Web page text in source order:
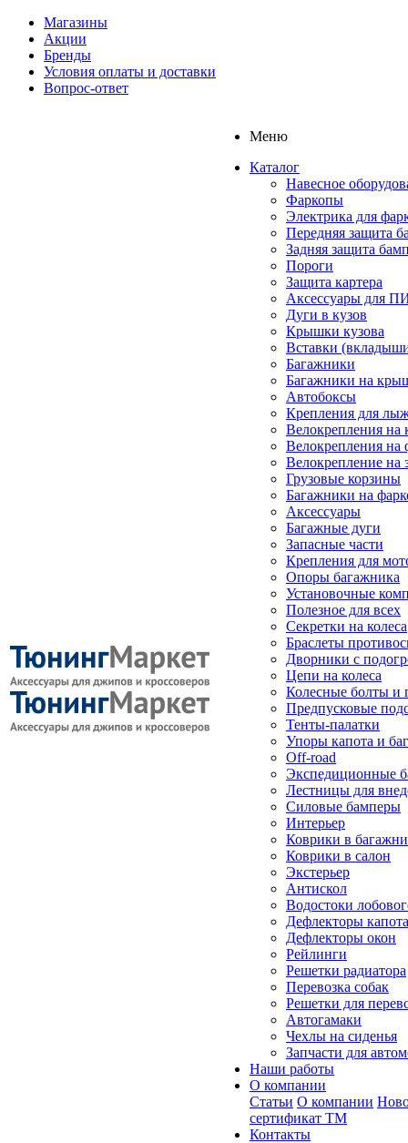
Магазины
Акции
Бренды
Условия оплаты и доставки
Вопрос-ответ
Меню
Каталог
Навесное
Фаркопы
Электрика для
Передняя защита
Задняя защита
Пороги
Защита картера
Аксессуары для
Дуги в кузов
Крышки кузова
Вставки
Багажники
Багажники на
Автобоксы
Крепления для
Велокрепления
Велокрепления на
Велокрепление на
Грузовые корзины
Багажники на
Аксессуары
Багажные дуги
Запасные части
Крепления для
Опоры багажника
Установочные
Полезное для всех
Секретки на колеса
Браслеты
Дворники с
Цепи на колеса
Колесные болты и
Предпусковые
Тенты-палатки
Упоры капота и
Off-road
Экспедиционные
Лестницы для
Силовые бамперы
Интерьер
Коврики в
Коврики в салон
Экстерьер
Антискол
Водостоки
Дефлекторы капота
Дефлекторы окон
Рейлинги
Решетки радиатора
Перевозка собак
Решетки для
Автогамаки
Чехлы на сиденья
Запчасти для
Наши работы
О компании
Статьи О компании
сертификат ТМ
Контакты